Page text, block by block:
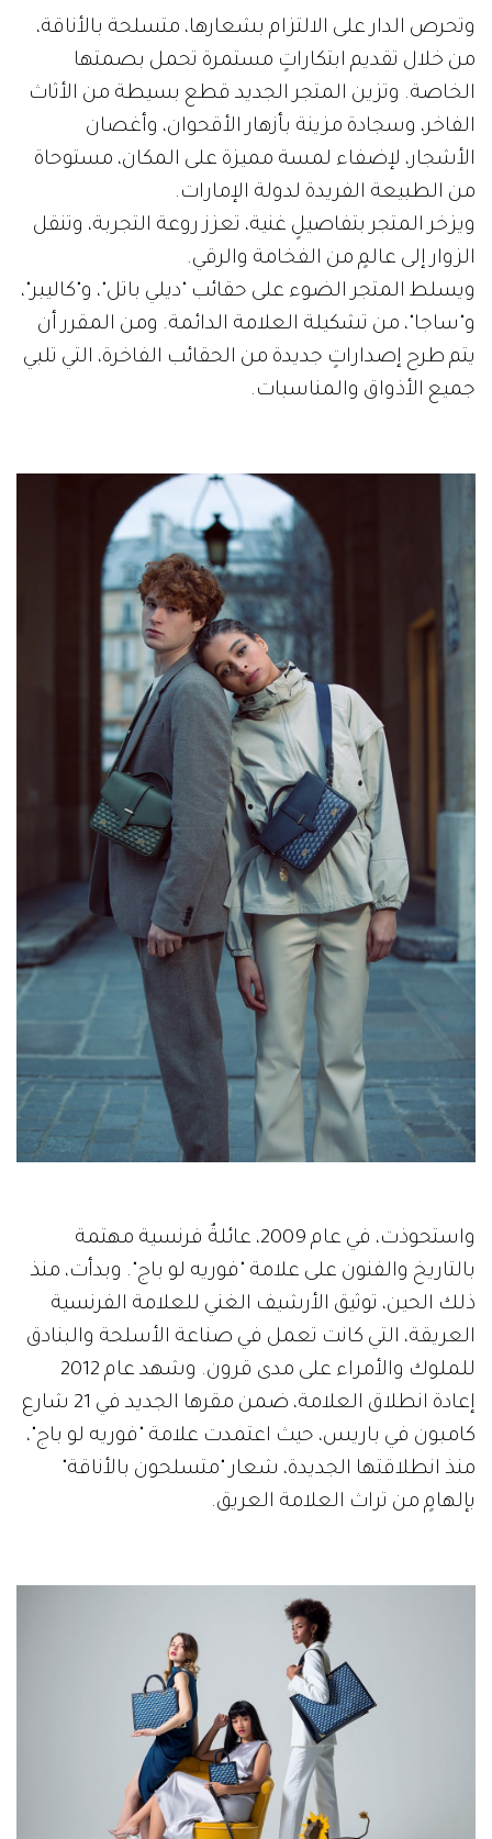
وتحرص الدار على الالتزام بشعارها، متسلحة بالأناقة،
من خلال تقديم ابتكاراتٍ مستمرة تحمل بصمتها
الخاصة. وتزين المتجر الجديد قطع بسيطة من الأثاث
الفاخر، وسجادة مزينة بأزهار الأقحوان، وأغصان
الأشجار، لإضفاء لمسة مميزة على المكان، مستوحاة
من الطبيعة الفريدة لدولة الإمارات.
ويزخر المتجر بتفاصيلٍ غنية، تعزز روعة التجربة، وتنقل
الزوار إلى عالمٍ من الفخامة والرقي.
ويسلط المتجر الضوء على حقائب "ديلي باتل"، و"كاليبر"،
و"ساجا"، من تشكيلة العلامة الدائمة. ومن المقرر أن
يتم طرح إصداراتٍ جديدة من الحقائب الفاخرة، التي تلبي
جميع الأذواق والمناسبات.
واستحوذت، في عام 2009، عائلةٌ فرنسية مهتمة
بالتاريخ والفنون على علامة "فوريه لو باج". وبدأت، منذ
ذلك الحين، توثيق الأرشيف الغني للعلامة الفرنسية
العريقة، التي كانت تعمل في صناعة الأسلحة والبنادق
للملوك والأمراء على مدى قرون. وشهد عام 2012
إعادة انطلاق العلامة، ضمن مقرها الجديد في 21 شارع
كامبون في باريس، حيث اعتمدت علامة "فوريه لو باج"،
منذ انطلاقتها الجديدة، شعار "متسلحون بالأناقة"
بإلهامٍ من تراث العلامة العريق.